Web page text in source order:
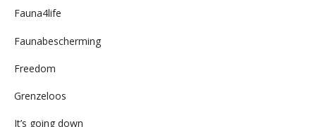
Fauna4life
Faunabescherming
Freedom
Grenzeloos
It’s going down